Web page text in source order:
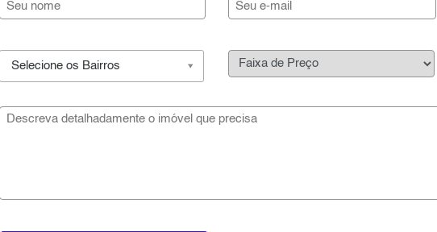
Selecione os Bairros